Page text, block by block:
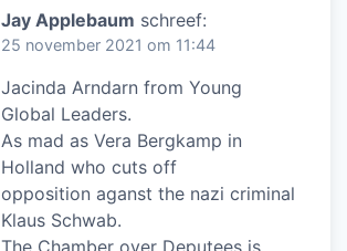
Jay Applebaum schreef:
25 november 2021 om 11:44
Jacinda Arndarn from Young
Global Leaders.
As mad as Vera Bergkamp in
Holland who cuts off
opposition aganst the nazi criminal
Klaus Schwab.